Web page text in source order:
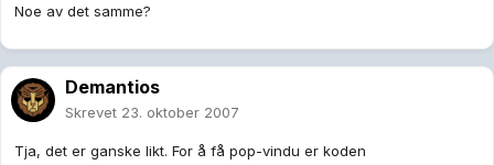
Noe av det samme?
Demantios
Skrevet 23. oktober 2007
Tja, det er ganske likt. For å få pop-vindu er koden